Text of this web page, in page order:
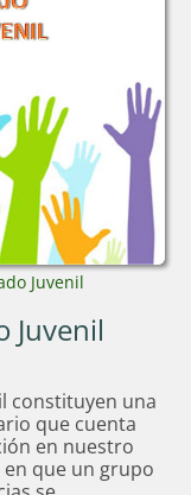
Juvenil
Juvenil
constituyen una
que cuenta
en nuestro
que un grupo